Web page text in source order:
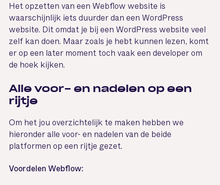
Het opzetten van een Webflow website is
waarschijnlijk iets duurder dan een WordPress
website. Dit omdat je bij een WordPress website veel
zelf kan doen. Maar zoals je hebt kunnen lezen, komt
er op een later moment toch vaak een developer om
de hoek kijken.
Alle voor- en nadelen op een
rijtje
Om het jou overzichtelijk te maken hebben we
hieronder alle voor- en nadelen van de beide
platformen op een rijtje gezet.
Voordelen Webflow: